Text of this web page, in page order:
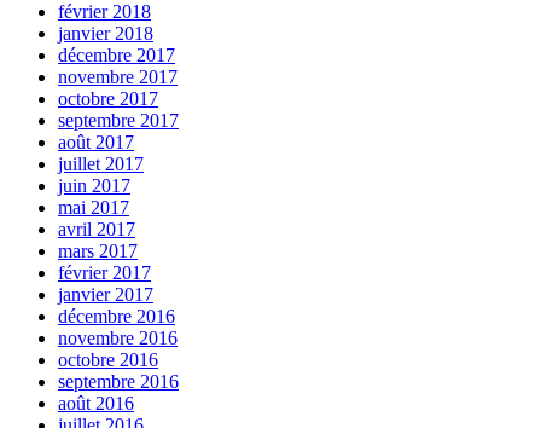
février 2018
janvier 2018
décembre 2017
novembre 2017
octobre 2017
septembre 2017
août 2017
juillet 2017
juin 2017
mai 2017
avril 2017
mars 2017
février 2017
janvier 2017
décembre 2016
novembre 2016
octobre 2016
septembre 2016
août 2016